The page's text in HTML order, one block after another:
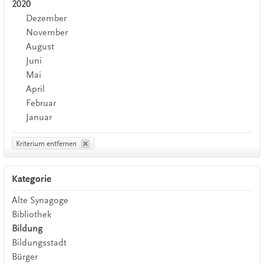
2020
Dezember
November
August
Juni
Mai
April
Februar
Januar
Kriterium entfernen
Kategorie
Alte Synagoge
Bibliothek
Bildung
Bildungsstadt
Bürger